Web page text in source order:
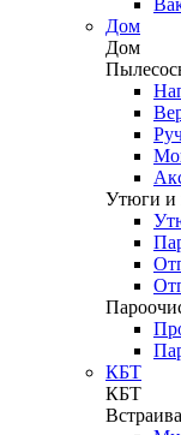
Дом
Дом
Утюги и
КБТ
КБТ